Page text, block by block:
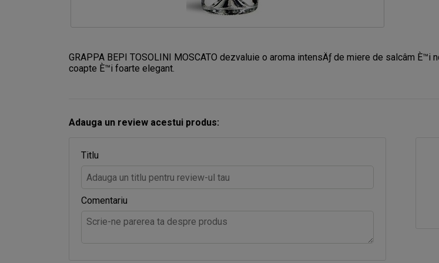
GRAPPA BEPI TOSOLINI MOSCATO dezvaluie o aroma intensÄƒ de miere de salcâm
coapte È™i foarte elegant.
Adauga un review acestui produs:
Titlu
Comentariu